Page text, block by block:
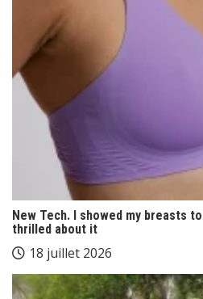
New Tech. I showed my breasts to
thrilled about it
18 juillet 2026